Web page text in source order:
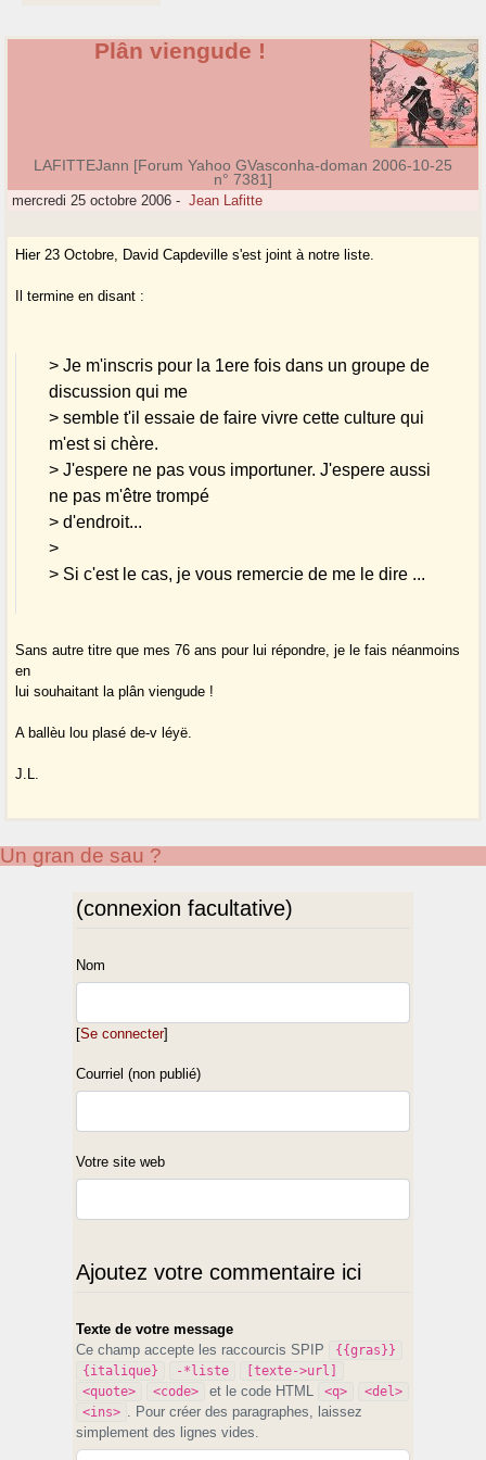
Plân viengude !
LAFITTEJann [Forum Yahoo GVasconha-doman 2006-10-25
n° 7381]
mercredi 25 octobre 2006 - Jean Lafitte
Hier 23 Octobre, David Capdeville s'est joint à notre liste.
Il termine en disant :
> Je m'inscris pour la 1ere fois dans un groupe de
discussion qui me
> semble t'il essaie de faire vivre cette culture qui
m'est si chère.
> J'espere ne pas vous importuner. J'espere aussi
ne pas m'être trompé
> d'endroit...
>
> Si c'est le cas, je vous remercie de me le dire ...
Sans autre titre que mes 76 ans pour lui répondre, je le fais néanmoins
en
lui souhaitant la plân viengude !
A ballèu lou plasé de-v léyë.
J.L.
Un gran de sau ?
(connexion facultative)
Nom
[Se connecter]
Courriel (non publié)
Votre site web
Ajoutez votre commentaire ici
Texte de votre message
Ce champ accepte les raccourcis SPIP
{{gras}}
{italique}
-*liste
[texte->url]
<quote>
<code> et le code HTML <q>
<del>
<ins> . Pour créer des paragraphes, laissez
simplement des lignes vides.